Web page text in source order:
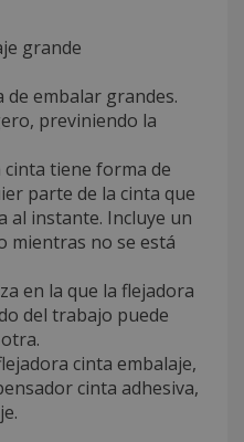
grande
de embalar grandes.
previniendo la
tiene forma de
parte de la cinta que
al instante. Incluye un
mientras no se está
en la que la flejadora
del trabajo puede
cinta embalaje,
cinta adhesiva,